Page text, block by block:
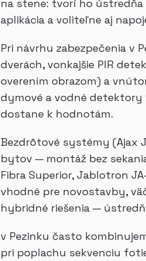
na stene: tvorí ho
aplikácia a voliteľne aj
Pri návrhu zabezpečenia v
dverách, vonkajšie PIR
overením obrazom) a
dymové a vodné detektory
dostane k hodnotám.
Bezdrôtové systémy (Ajax
bytov — montáž bez
Fibra Superior, Jablotron
vhodné pre novostavby,
hybridné riešenia —
v Pezinku často
pri poplachu sekvenciu